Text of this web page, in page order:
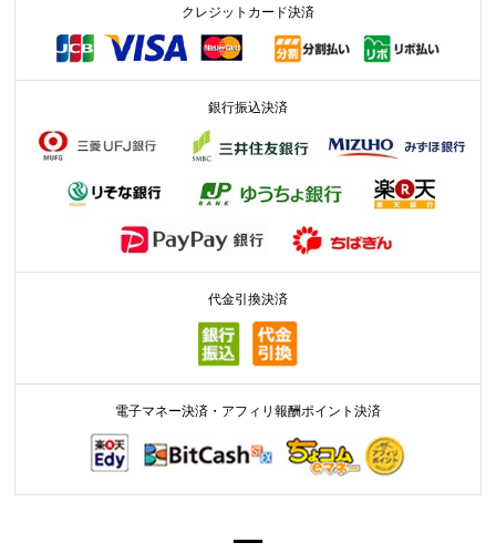
クレジットカード決済
銀行振込決済
代金引換決済
電子マネー決済・アフィリ報酬ポイント決済